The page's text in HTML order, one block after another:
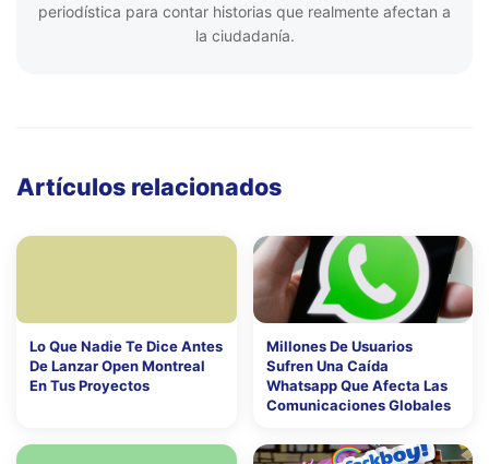
periodística para contar historias que realmente afectan a
la ciudadanía.
Artículos relacionados
Lo Que Nadie Te Dice Antes
De Lanzar Open Montreal
En Tus Proyectos
Millones De Usuarios
Sufren Una Caída
Whatsapp Que Afecta Las
Comunicaciones Globales